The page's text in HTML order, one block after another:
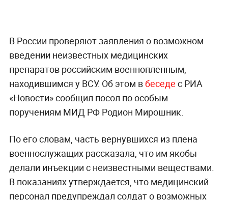
В России проверяют заявления о возможном
введении неизвестных медицинских
препаратов российским военнопленным,
находившимся у ВСУ. Об этом вбеседе с РИА
«Новости» сообщил посол по особым
поручениям МИД РФ Родион Мирошник.
По его словам, часть вернувшихся из плена
военнослужащих рассказала, что им якобы
делали инъекции с неизвестными веществами.
В показаниях утверждается, что медицинский
персонал предупреждал солдат о возможных